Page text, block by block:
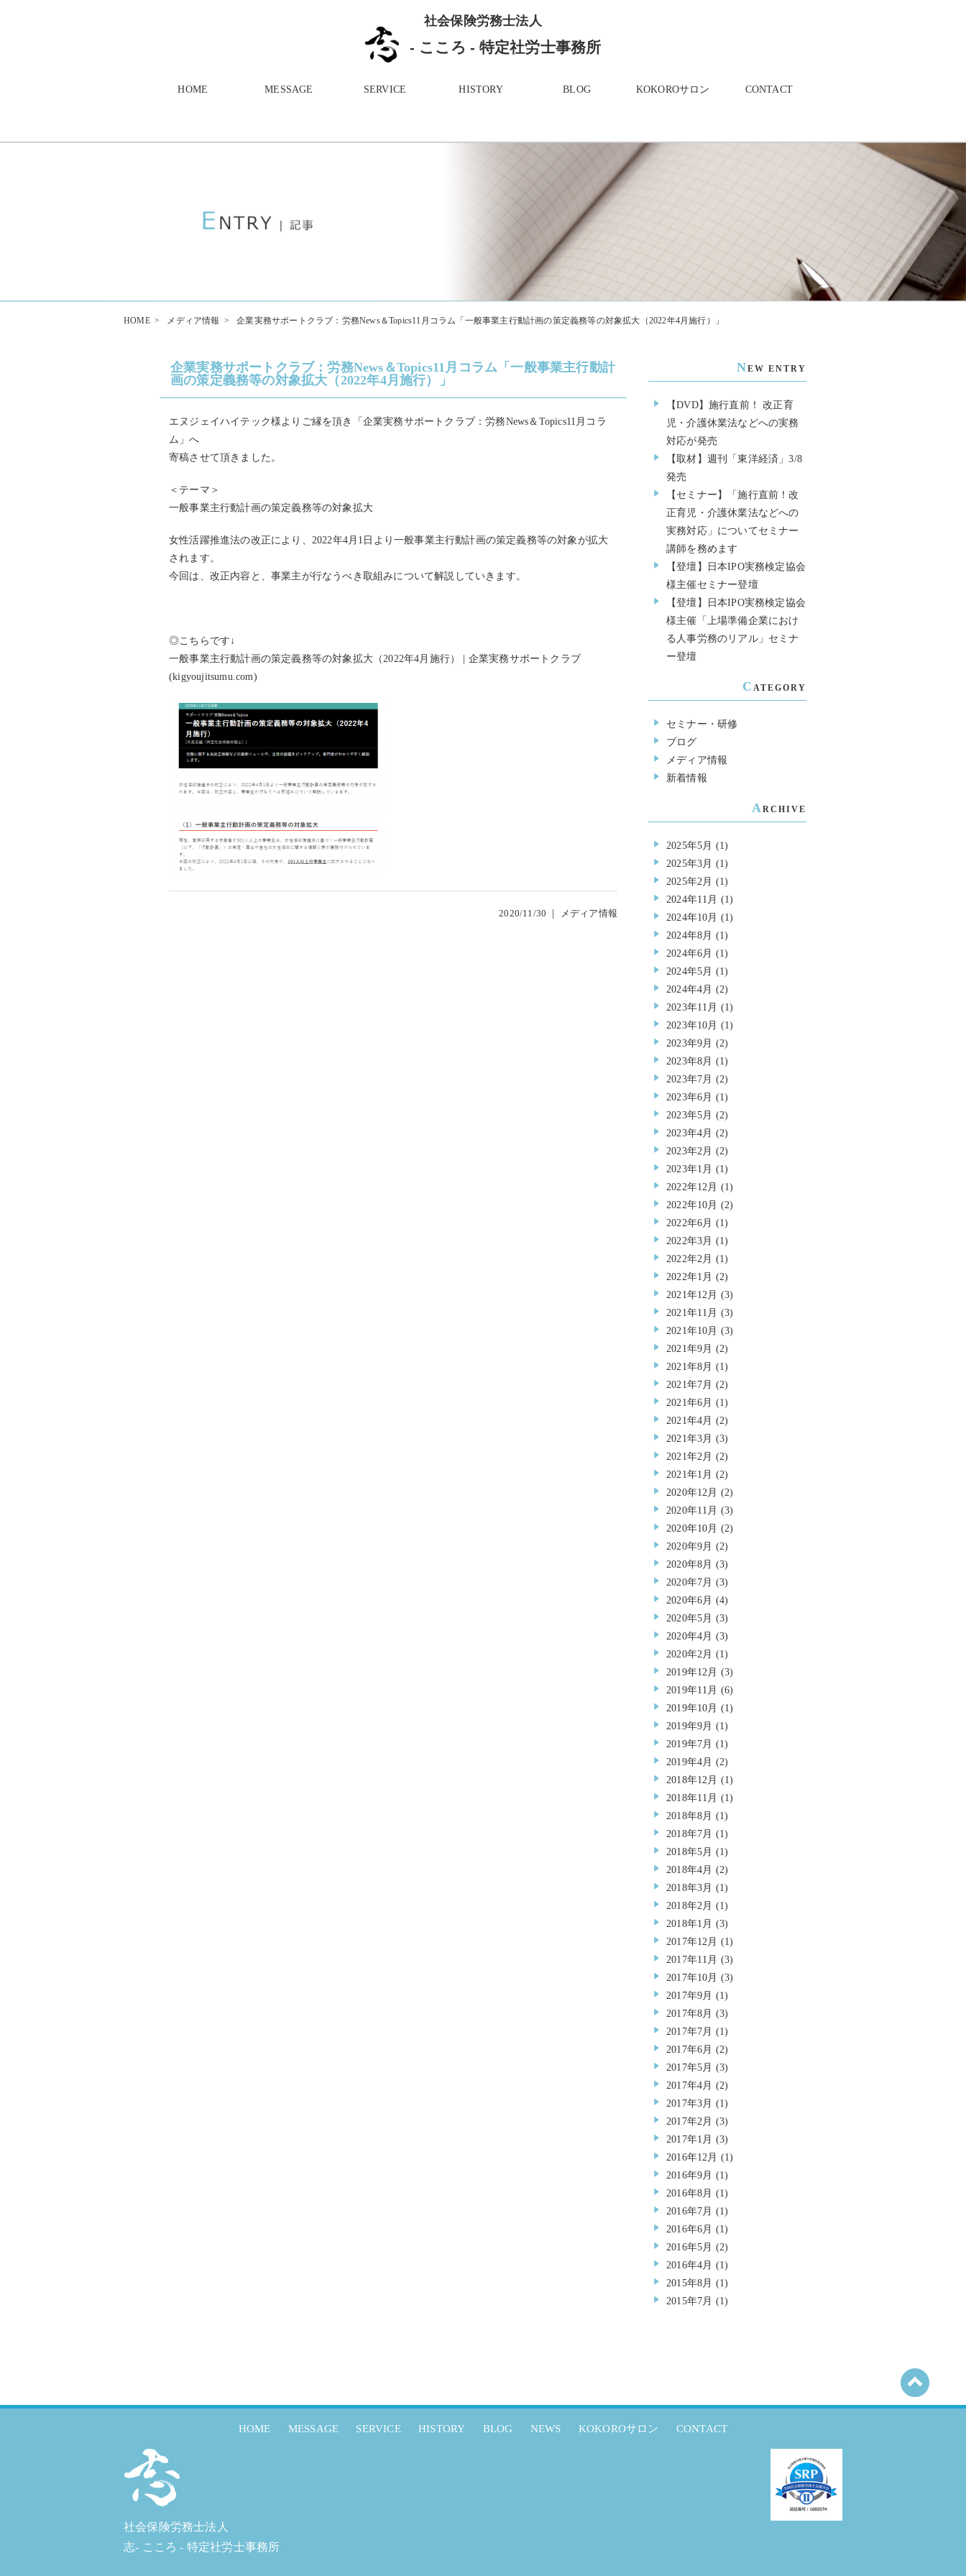
社会保険労務士法人
- こころ - 特定社労士事務所
HOME MESSAGE SERVICE HISTORY BLOG KOKOROサロン CONTACT
HOME> メディア情報 > 企業実務サポートクラブ：労務News＆Topics11月コラム「一般事業主行動計画の策定義務等の対象拡大（2022年4月施行）」
企業実務サポートクラブ：労務News＆Topics11月コラム「一般事業主行動計
画の策定義務等の対象拡大（2022年4月施行）」
エヌジェイハイテック様よりご縁を頂き「企業実務サポートクラブ：労務News＆Topics11月コラ
ム」へ
寄稿させて頂きました。
＜テーマ＞
一般事業主行動計画の策定義務等の対象拡大
女性活躍推進法の改正により、2022年4月1日より一般事業主行動計画の策定義務等の対象が拡大
されます。
今回は、改正内容と、事業主が行なうべき取組みについて解説していきます。
◎こちらです↓
一般事業主行動計画の策定義務等の対象拡大（2022年4月施行） | 企業実務サポートクラブ
(kigyoujitsumu.com)
2020/11/30 ｜ メディア情報
NEW ENTRY
【DVD】施行直前！ 改正育
児・介護休業法などへの実務
対応が発売
【取材】週刊「東洋経済」3/8
発売
【セミナー】「施行直前！改
正育児・介護休業法などへの
実務対応」についてセミナー
講師を務めます
【登壇】日本IPO実務検定協会
様主催セミナー登壇
【登壇】日本IPO実務検定協会
様主催「上場準備企業におけ
る人事労務のリアル」セミナ
ー登壇
C ATEGORY
セミナー・研修
ブログ
メディア情報
新着情報
A RCHIVE
2025年5月 (1)
2025年3月 (1)
2025年2月 (1)
2024年11月 (1)
2024年10月 (1)
2024年8月 (1)
2024年6月 (1)
2024年5月 (1)
2024年4月 (2)
2023年11月 (1)
2023年10月 (1)
2023年9月 (2)
2023年8月 (1)
2023年7月 (2)
2023年6月 (1)
2023年5月 (2)
2023年4月 (2)
2023年2月 (2)
2023年1月 (1)
2022年12月 (1)
2022年10月 (2)
2022年6月 (1)
2022年3月 (1)
2022年2月 (1)
2022年1月 (2)
2021年12月 (3)
2021年11月 (3)
2021年10月 (3)
2021年9月 (2)
2021年8月 (1)
2021年7月 (2)
2021年6月 (1)
2021年4月 (2)
2021年3月 (3)
2021年2月 (2)
2021年1月 (2)
2020年12月 (2)
2020年11月 (3)
2020年10月 (2)
2020年9月 (2)
2020年8月 (3)
2020年7月 (3)
2020年6月 (4)
2020年5月 (3)
2020年4月 (3)
2020年2月 (1)
2019年12月 (3)
2019年11月 (6)
2019年10月 (1)
2019年9月 (1)
2019年7月 (1)
2019年4月 (2)
2018年12月 (1)
2018年11月 (1)
2018年8月 (1)
2018年7月 (1)
2018年5月 (1)
2018年4月 (2)
2018年3月 (1)
2018年2月 (1)
2018年1月 (3)
2017年12月 (1)
2017年11月 (3)
2017年10月 (3)
2017年9月 (1)
2017年8月 (3)
2017年7月 (1)
2017年6月 (2)
2017年5月 (3)
2017年4月 (2)
2017年3月 (1)
2017年2月 (3)
2017年1月 (3)
2016年12月 (1)
2016年9月 (1)
2016年8月 (1)
2016年7月 (1)
2016年6月 (1)
2016年5月 (2)
2016年4月 (1)
2015年8月 (1)
2015年7月 (1)
HOME MESSAGE SERVICE HISTORY BLOG NEWS KOKOROサロン CONTACT
社会保険労務士法人
志- こころ - 特定社労士事務所